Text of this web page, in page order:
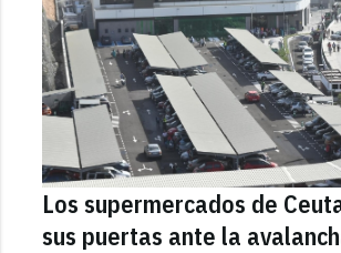
Los supermercados de
sus puertas ante la